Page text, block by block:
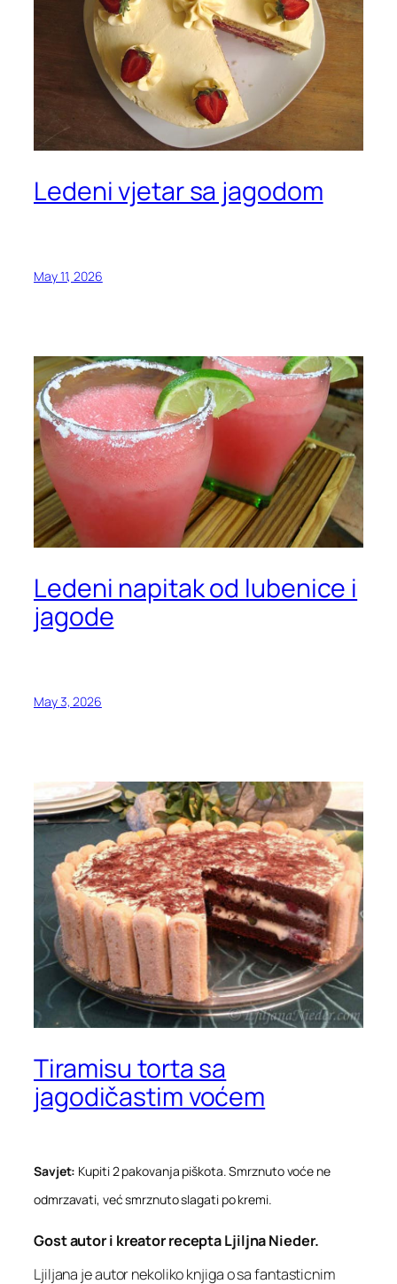
Ledeni vjetar sa jagodom
May 11, 2026
Ledeni napitak od lubenice i
jagode
May 3, 2026
Tiramisu torta sa
jagodičastim voćem
Savjet: Kupiti 2 pakovanja piškota. Smrznuto voće ne
odmrzavati, već smrznuto slagati po kremi.
Gost autor i kreator recepta Ljiljna Nieder.
Ljiljana je autor nekoliko knjiga o sa fantasticnim